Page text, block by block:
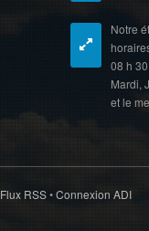
Notre
08 h
Mardi,
et le
Flux RSS•Connexion ADI